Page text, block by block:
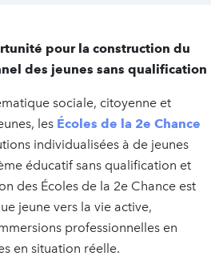
pour la construction du
des jeunes sans qualification
sociale, citoyenne et
les Écoles de la 2e Chance
individualisées à de jeunes
éducatif sans qualification et
des Écoles de la 2e Chance est
jeune vers la vie active,
professionnelles en
en situation réelle.